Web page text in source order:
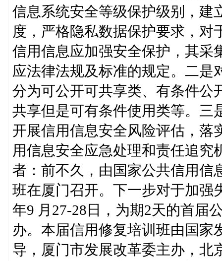
信息系统安全等级保护级别，建
度，严格隐私数据保护要求，对
信用信息应加强安全保护，其采
应法律法规及标准的规定。二是
分为可公开可共享类、有条件公
共享但是可有条件使用类等。三
开展信用信息安全风险评估，落
用信息安全应急处理和责任追究
者：前不久，由国家公共信用信
班在厦门召开。下一步对于加强
年9 月27-28日，为期2天的首届
办。本届信用修复培训班由国家
导，厦门市发展改革委主办，北